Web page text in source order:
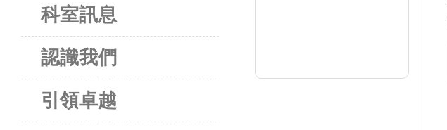
科室訊息
認識我們
引領卓越